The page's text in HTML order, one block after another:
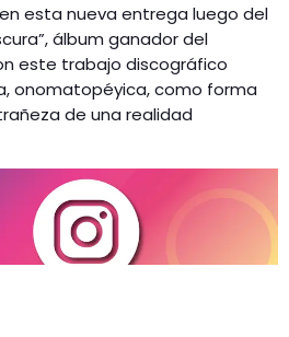
esta nueva entrega luego del
álbum ganador del
este trabajo discográfico
onomatopéyica, como forma
de una realidad